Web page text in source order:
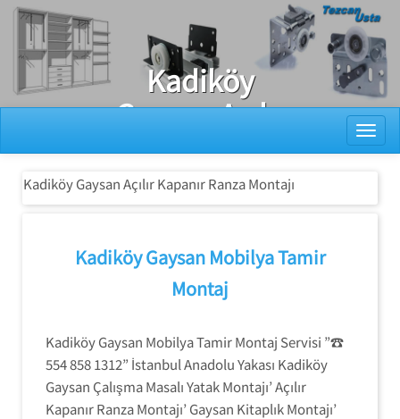
Ray Dolap Tamiri
Kadiköy
Gaysan Açılır
Kapanır Ranza
Montajı
Kadiköy Gaysan Açılır Kapanır Ranza Montajı
Kadiköy Gaysan Mobilya Tamir
Montaj
Kadiköy Gaysan Mobilya Tamir Montaj Servisi ”☎
554 858 1312” İstanbul Anadolu Yakası Kadiköy
Gaysan Çalışma Masalı Yatak Montajı’ Açılır
Kapanır Ranza Montajı’ Gaysan Kitaplık Montajı’